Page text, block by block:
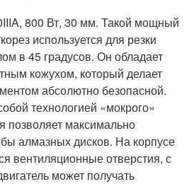
800 Вт, 30 мм. Такой мощный
используется для резки
в 45 градусов. Он обладает
кожухом, который делает
абсолютно безопасной.
технологией «мокрого»
позволяет максимально
алмазных дисков. На корпусе
вентиляционные отверстия, с
может получать